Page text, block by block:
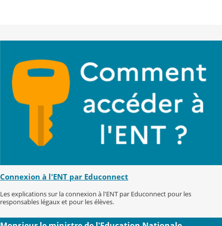
Connexion à l'ENT par Educonnect
Les explications sur la connexion à l'ENT par Educonnect pour les
responsables légaux et pour les élèves.